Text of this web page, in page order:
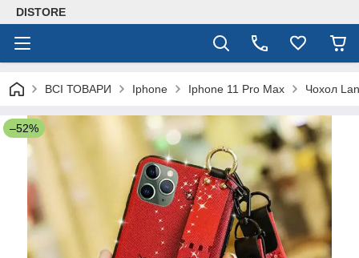
DISTORE
ВСІ ТОВАРИ Iphone Iphone 11 Pro Max Чохол
–52%